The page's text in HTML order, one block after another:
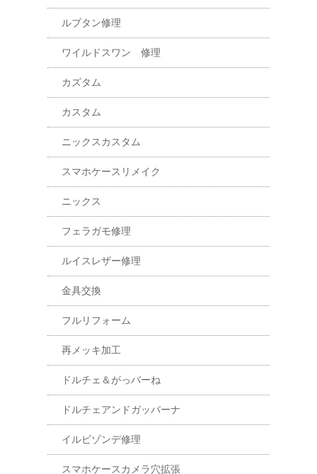
ルブタン修理
ワイルドスワン 修理
カズタム
カスタム
ニックスカスタム
スマホケースリメイク
ニックス
フェラガモ修理
ルイスレザー修理
金具交換
フルリフォーム
再メッキ加工
ドルチェ＆がっバーね
ドルチェアンドガッバーナ
イルビゾンデ修理
スマホケースカメラ穴拡張